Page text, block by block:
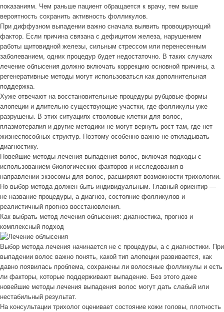
показаниям. Чем раньше пациент обращается к врачу, тем выше
вероятность сохранить активность фолликулов.
При диффузном выпадении важно сначала выявить провоцирующий
фактор. Если причина связана с дефицитом железа, нарушением
работы щитовидной железы, сильным стрессом или перенесенным
заболеванием, одних процедур будет недостаточно. В таких случаях
лечение облысения должно включать коррекцию основной причины, а
регенеративные методы могут использоваться как дополнительная
поддержка.
Хуже отвечают на восстановительные процедуры рубцовые формы
алопеции и длительно существующие участки, где фолликулы уже
разрушены. В этих ситуациях стволовые клетки для волос,
плазмотерапия и другие методики не могут вернуть рост там, где нет
жизнеспособных структур. Поэтому особенно важно не откладывать
диагностику.
Новейшие методы лечения выпадения волос, включая подходы с
использованием биологических факторов и исследования в
направлении экзосомы для волос, расширяют возможности трихологии.
Но выбор метода должен быть индивидуальным. Главный ориентир —
не название процедуры, а диагноз, состояние фолликулов и
реалистичный прогноз восстановления.
Как выбрать метод лечения облысения: диагностика, прогноз и
комплексный подход
Выбор метода лечения начинается не с процедуры, а с диагностики. При
выпадении волос важно понять, какой тип алопеции развивается, как
давно появилась проблема, сохранены ли волосяные фолликулы и есть
ли факторы, которые поддерживают выпадение. Без этого даже
новейшие методы лечения выпадения волос могут дать слабый или
нестабильный результат.
На консультации трихолог оценивает состояние кожи головы, плотность